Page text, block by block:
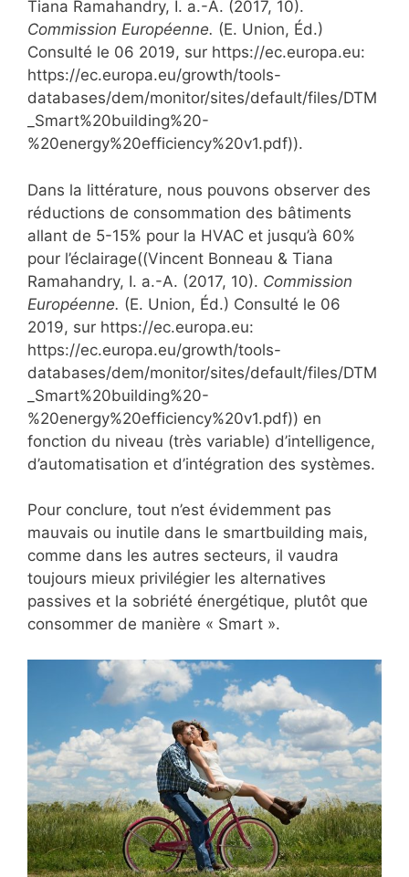
Tiana Ramahandry, I. a.-A. (2017, 10).
Commission Européenne. (E. Union, Éd.)
Consulté le 06 2019, sur https://ec.europa.eu:
https://ec.europa.eu/growth/tools-
databases/dem/monitor/sites/default/files/DTM
_Smart%20building%20-
%20energy%20efficiency%20v1.pdf)).
Dans la littérature, nous pouvons observer des
réductions de consommation des bâtiments
allant de 5-15% pour la HVAC et jusqu’à 60%
pour l’éclairage((Vincent Bonneau & Tiana
Ramahandry, I. a.-A. (2017, 10). Commission
Européenne. (E. Union, Éd.) Consulté le 06
2019, sur https://ec.europa.eu:
https://ec.europa.eu/growth/tools-
databases/dem/monitor/sites/default/files/DTM
_Smart%20building%20-
%20energy%20efficiency%20v1.pdf)) en
fonction du niveau (très variable) d’intelligence,
d’automatisation et d’intégration des systèmes.
Pour conclure, tout n’est évidemment pas
mauvais ou inutile dans le smartbuilding mais,
comme dans les autres secteurs, il vaudra
toujours mieux privilégier les alternatives
passives et la sobriété énergétique, plutôt que
consommer de manière « Smart ».